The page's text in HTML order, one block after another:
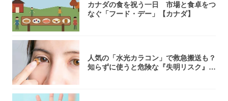
カナダの食を祝う一日 市場と食卓をつ
なぐ「フード・デー」【カナダ】
人気の「水光カラコン」で救急搬送も？
知らずに使うと危険な『失明リスク』と